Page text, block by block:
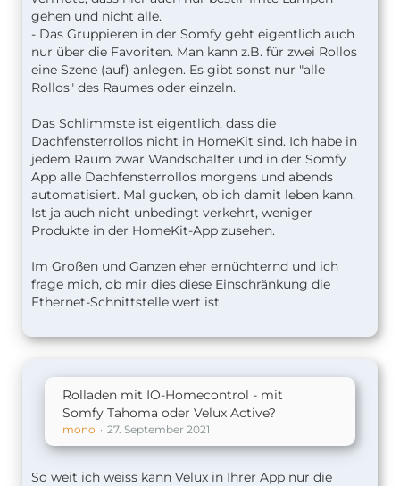
gehen und nicht alle.
- Das Gruppieren in der Somfy geht eigentlich auch
nur über die Favoriten. Man kann z.B. für zwei Rollos
eine Szene (auf) anlegen. Es gibt sonst nur "alle
Rollos" des Raumes oder einzeln.
Das Schlimmste ist eigentlich, dass die
Dachfensterrollos nicht in HomeKit sind. Ich habe in
jedem Raum zwar Wandschalter und in der Somfy
App alle Dachfensterrollos morgens und abends
automatisiert. Mal gucken, ob ich damit leben kann.
Ist ja auch nicht unbedingt verkehrt, weniger
Produkte in der HomeKit-App zusehen.
Im Großen und Ganzen eher ernüchternd und ich
frage mich, ob mir dies diese Einschränkung die
Ethernet-Schnittstelle wert ist.
Rolladen mit IO-Homecontrol - mit
Somfy Tahoma oder Velux Active?
mono 27. September 2021
So weit ich weiss kann Velux in Ihrer App nur die